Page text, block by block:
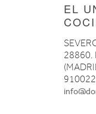
EL
28860.